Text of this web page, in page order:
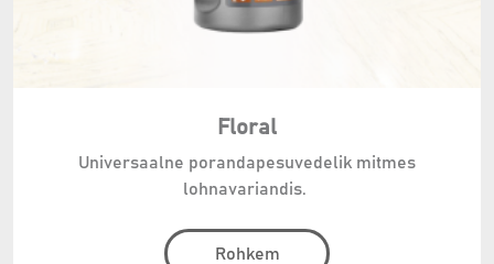
Floral
Universaalne porandapesuvedelik mitmes
lohnavariandis.
Rohkem